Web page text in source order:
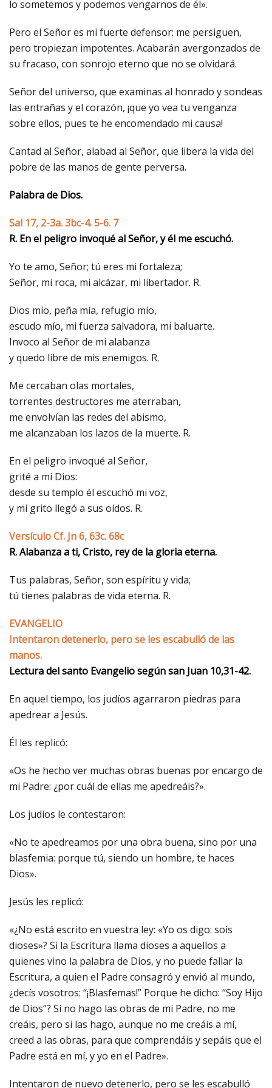
lo sometemos y podemos vengarnos de él».
Pero el Señor es mi fuerte defensor: me persiguen,
pero tropiezan impotentes. Acabarán avergonzados de
su fracaso, con sonrojo eterno que no se olvidará.
Señor del universo, que examinas al honrado y sondeas
las entrañas y el corazón, ¡que yo vea tu venganza
sobre ellos, pues te he encomendado mi causa!
Cantad al Señor, alabad al Señor, que libera la vida del
pobre de las manos de gente perversa.
Palabra de Dios.
Sal 17, 2-3a. 3bc-4. 5-6. 7
R. En el peligro invoqué al Señor, y él me escuchó.
Yo te amo, Señor; tú eres mi fortaleza;
Señor, mi roca, mi alcázar, mi libertador. R.
Dios mío, peña mía, refugio mío,
escudo mío, mi fuerza salvadora, mi baluarte.
Invoco al Señor de mi alabanza
y quedo libre de mis enemigos. R.
Me cercaban olas mortales,
torrentes destructores me aterraban,
me envolvían las redes del abismo,
me alcanzaban los lazos de la muerte. R.
En el peligro invoqué al Señor,
grité a mi Dios:
desde su templo él escuchó mi voz,
y mi grito llegó a sus oídos. R.
Versículo Cf. Jn 6, 63c. 68c
R. Alabanza a ti, Cristo, rey de la gloria eterna.
Tus palabras, Señor, son espíritu y vida;
tú tienes palabras de vida eterna. R.
EVANGELIO
Intentaron detenerlo, pero se les escabulló de las
manos.
Lectura del santo Evangelio según san Juan 10,31-42.
En aquel tiempo, los judíos agarraron piedras para
apedrear a Jesús.
Él les replicó:
«Os he hecho ver muchas obras buenas por encargo de
mi Padre: ¿por cuál de ellas me apedreáis?».
Los judíos le contestaron:
«No te apedreamos por una obra buena, sino por una
blasfemia: porque tú, siendo un hombre, te haces
Dios».
Jesús les replicó:
«¿No está escrito en vuestra ley: «Yo os digo: sois
dioses»? Si la Escritura llama dioses a aquellos a
quienes vino la palabra de Dios, y no puede fallar la
Escritura, a quien el Padre consagró y envió al mundo,
¿decís vosotros: “¡Blasfemas!” Porque he dicho: “Soy Hijo
de Dios”? Si no hago las obras de mi Padre, no me
creáis, pero si las hago, aunque no me creáis a mí,
creed a las obras, para que comprendáis y sepáis que el
Padre está en mí, y yo en el Padre».
Intentaron de nuevo detenerlo, pero se les escabulló